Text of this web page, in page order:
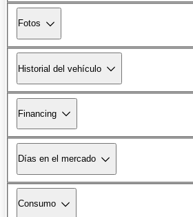
Fotos
Historial del vehículo
Financing
Días en el mercado
Consumo